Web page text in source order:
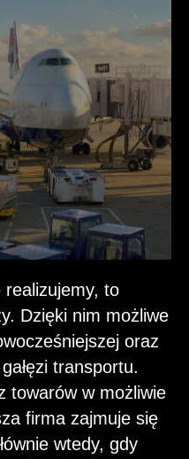
realizujemy, to
Dzięki nim możliwe
oraz
transportu.
towarów w możliwie
firma zajmuje się
wtedy, gdy